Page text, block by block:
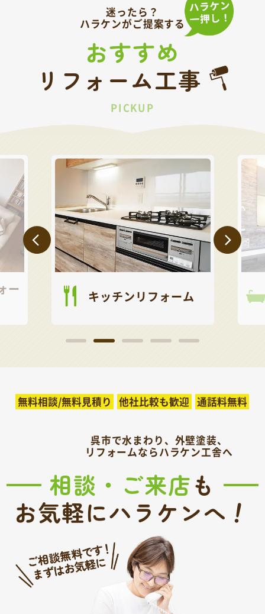
迷ったら？
ハラケンがご提案する
おすすめ
リフォーム工事
PICKUP
キッチンリフォーム お風
無料相談/無料見積り 他社比較も歓迎 通話料無料
呉市で水まわり、外壁塗装、
リフォームならハラケン工舎へ
相談・ご来店も
お気軽にハラケンへ！